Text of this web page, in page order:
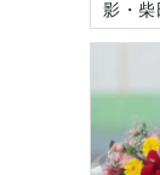
影・柴